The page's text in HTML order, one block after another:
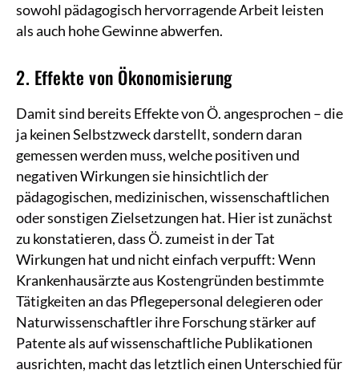
sowohl pädagogisch hervorragende Arbeit leisten
als auch hohe Gewinne abwerfen.
2. Effekte von Ökonomisierung
Damit sind bereits Effekte von Ö. angesprochen – die
ja keinen Selbstzweck darstellt, sondern daran
gemessen werden muss, welche positiven und
negativen Wirkungen sie hinsichtlich der
pädagogischen, medizinischen, wissenschaftlichen
oder sonstigen Zielsetzungen hat. Hier ist zunächst
zu konstatieren, dass Ö. zumeist in der Tat
Wirkungen hat und nicht einfach verpufft: Wenn
Krankenhausärzte aus Kostengründen bestimmte
Tätigkeiten an das Pflegepersonal delegieren oder
Naturwissenschaftler ihre Forschung stärker auf
Patente als auf wissenschaftliche Publikationen
ausrichten, macht das letztlich einen Unterschied für